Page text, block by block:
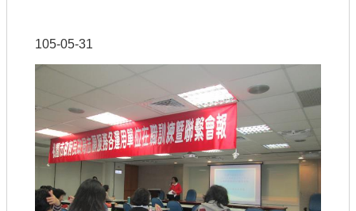
105-05-31